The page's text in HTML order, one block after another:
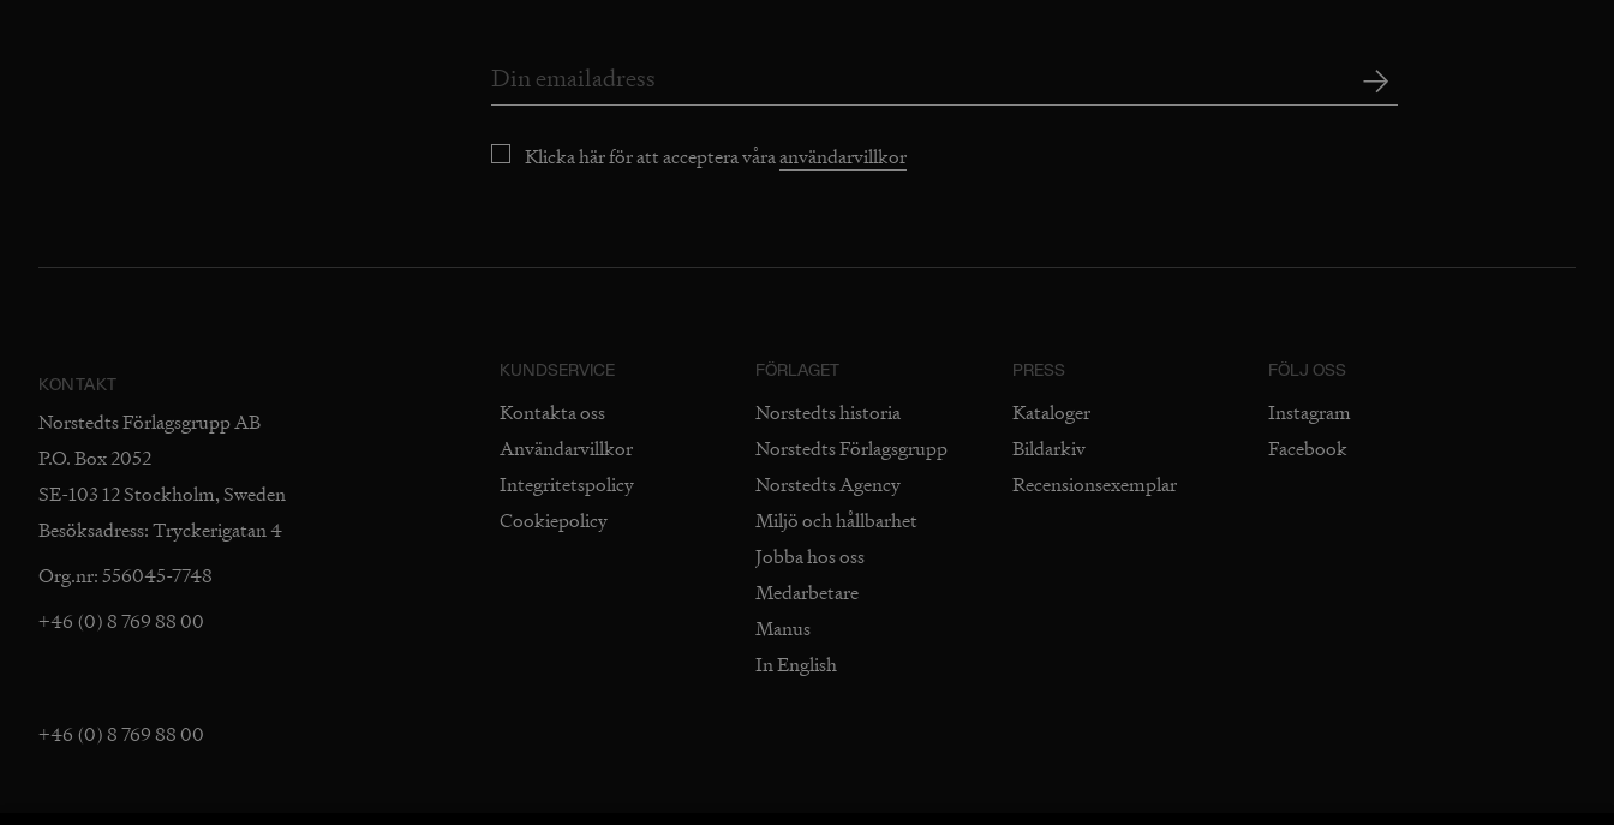
Klicka här för att acceptera våraanvändarvillkor
KONTAKT
Norstedts Förlagsgrupp AB
P.O. Box 2052
SE-103 12 Stockholm, Sweden
Besöksadress: Tryckerigatan 4
Org.nr: 556045-7748
+46 (0) 8 769 88 00
+46 (0) 8 769 88 00
KUNDSERVICE
Kontakta oss
Användarvillkor
Integritetspolicy
Cookiepolicy
FÖRLAGET
Norstedts historia
Norstedts Förlagsgrupp
Norstedts Agency
Miljö och hållbarhet
Jobba hos oss
Medarbetare
Manus
In English
PRESS
Kataloger
Bildarkiv
Recensionsexemplar
FÖLJ OSS
Instagram
Facebook